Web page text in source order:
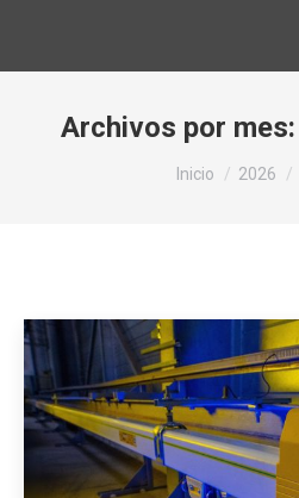
Archivos por mes:
Estás aquí:
Inicio 2026